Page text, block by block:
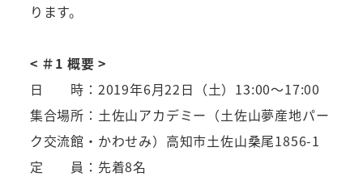
ります。
< ＃1 概要 >
日 時：2019年6月22日（土）13:00～17:00
集合場所：土佐山アカデミー（土佐山夢産地パー
ク交流館・かわせみ）高知市土佐山桑尾1856-1
定 員：先着8名